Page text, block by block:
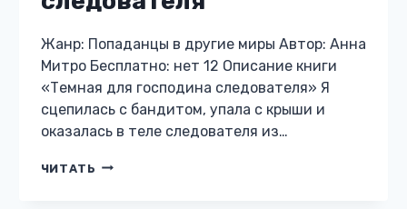
Жанр: Попаданцы в другие миры Автор: Анна
Митро Бесплатно: нет 12 Описание книги
«Темная для господина следователя» Я
сцепилась с бандитом, упала с крыши и
оказалась в теле следователя из…
ЧИТАТЬ ТЕМНАЯ